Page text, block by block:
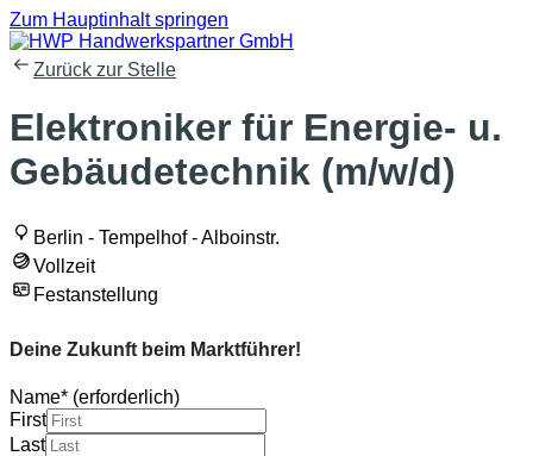
Zum Hauptinhalt springen
Zurück zur Stelle
Elektroniker für Energie- u.
Gebäudetechnik (m/w/d)
Berlin - Tempelhof - Alboinstr.
Vollzeit
Festanstellung
Deine Zukunft beim Marktführer!
Name* (erforderlich)
First
Last